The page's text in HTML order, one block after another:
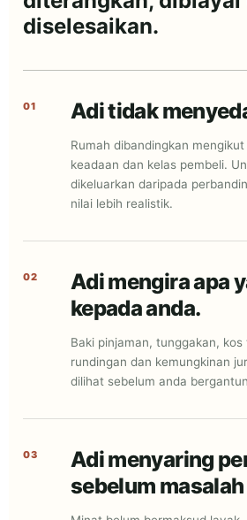
diselesaikan.
01 Adi tidak
Rumah dibandingkan
keadaan dan kelas pembeli.
dikeluarkan daripada
nilai lebih realistik.
02
Adi mengira apa
kepada anda.
Baki pinjaman, tunggakan,
rundingan dan kemungkinan
dilihat sebelum anda
03
Adi menyaring
sebelum